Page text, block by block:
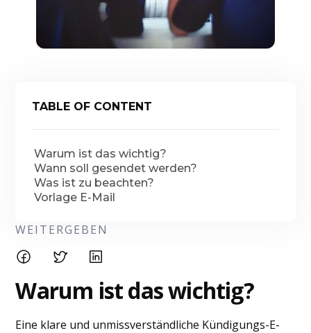
TABLE OF CONTENT
Warum ist das wichtig?
Wann soll gesendet werden?
Was ist zu beachten?
Vorlage E-Mail
WEITERGEBEN
Warum ist das wichtig?
Eine klare und unmissverständliche Kündigungs-E-